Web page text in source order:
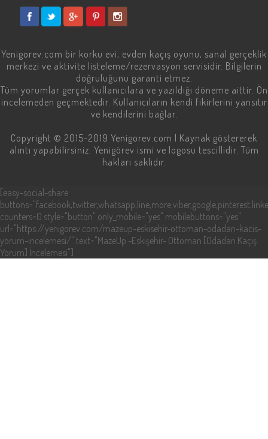
Yenigorev.com bir korku evi, evden kaçış oyunu, sanal gerçeklik
merkezi ve aktivite listeleme/rezervasyon servisidir. Bilgilerin
doğruluğunu garanti etmez.
Tüm yorumlar gerçek kullanıcılara ve yazıldığı döneme aittir. Ön
incelemeden geçmektedir. Kullanıcıların kendi fikirlerini yansıtır
ve kendilerini bağlar.
Copyright © 2015-2019 Yenigorev.com | Kaynak göstererek
alıntı yapabilirsiniz. Yenigörev ismi ve logosu tescillidir. Tüm
hakları saklıdır.
[easy-social-share
counters=0 style="button" only_mobile="yes" mobilebuttons="yes"
url="https://yenigorev.com/mazeup-eskisehir-ottoman-odadan-kacis-
yorum-incelemesi/" text="MazeUp -Eskişehir- Ottoman [Odadan Kaçış
Yorum] İncelemesi"]